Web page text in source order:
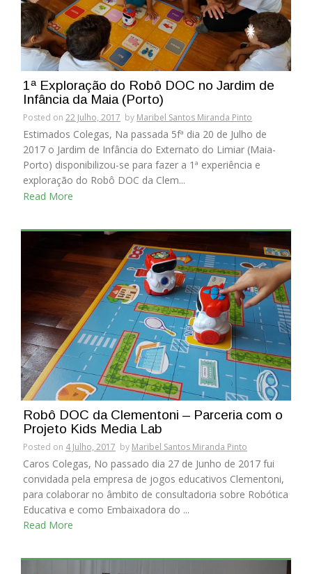
1ª Exploração do Robô DOC no Jardim de
Infância da Maia (Porto)
Posted on 22 Julho, 2017 by Maribel Santos Miranda Pinto
Estimados Colegas, Na passada 5fª dia 20 de Julho de
2017 o Jardim de Infância do Externato do Limiar (Maia-
Porto) disponibilizou-se para fazer a 1ª experiência e
exploração do Robô DOC da Clem...
Read More
Robô DOC da Clementoni – Parceria com o
Projeto Kids Media Lab
Posted on 4 Julho, 2017 by Maribel Santos Miranda Pinto
Caros Colegas, No passado dia 27 de Junho de 2017 fui
convidada pela empresa de jogos educativos Clementoni,
para colaborar no âmbito de consultadoria sobre Robótica
Educativa e como Embaixadora do ...
Read More